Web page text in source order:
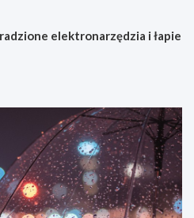
elektronarzędzia i łapie